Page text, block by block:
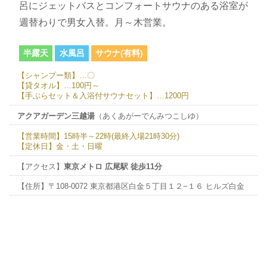
呂にジェットバスとコンフォートサウナのある浴室が
週替わりで男女入替。月～木営業。
半露天 水風呂 サウナ(有料)
【シャンプー類】…〇
【貸タオル】…100円～
【手ぶらセット＆入浴付サウナセット】…1200円
アクアガーデン三越湯（あくあがーでんみつこしゆ）
【営業時間】15時半～22時(最終入場21時30分)
【定休日】金・土・日曜
【アクセス】 東京メトロ 広尾駅 徒歩11分
【住所】〒108-0072 東京都港区白金５丁目１２−１６ ヒルズ白金